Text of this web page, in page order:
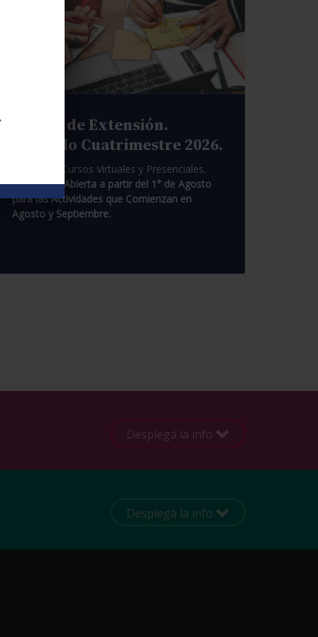
Cursos de Extensión.
Segundo Cuatrimestre 2026.
Pasantías. Cursos Virtuales y Presenciales.
Inscripción Abierta a partir del 1° de Agosto
para las Actividades que Comienzan en
Agosto y Septiembre.
Desplegá la info
Desplegá la info